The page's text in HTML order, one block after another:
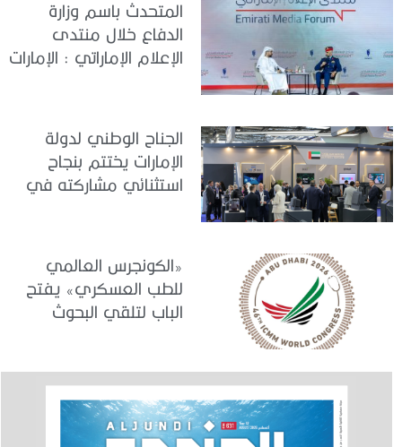
المتحدث باسم وزارة
الدفاع خلال منتدى
الإعلام الإماراتي : الإمارات
الجناح الوطني لدولة
الإمارات يختتم بنجاح
استثنائي مشاركته في
«الكونجرس العالمي
للطب العسكري» يفتح
الباب لتلقي البحوث